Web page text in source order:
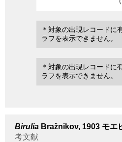
＊対象の出現レコードに
ラフを表示できません。
＊対象の出現レコードに
ラフを表示できません。
Birulia Bražnikov, 1903 モエ
考文献